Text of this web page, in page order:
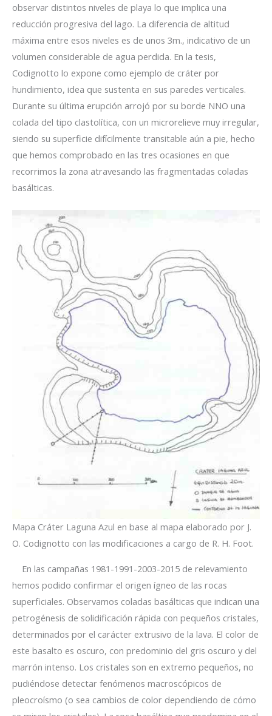
observar distintos niveles de playa lo que implica una
reducción progresiva del lago. La diferencia de altitud
máxima entre esos niveles es de unos 3m., indicativo de un
volumen considerable de agua perdida. En la tesis,
Codignotto lo expone como ejemplo de cráter por
hundimiento, idea que sustenta en sus paredes verticales.
Durante su última erupción arrojó por su borde NNO una
colada del tipo clastolítica, con un microrelieve muy irregular,
siendo su superficie difícilmente transitable aún a pie, hecho
que hemos comprobado en las tres ocasiones en que
recorrimos la zona atravesando las fragmentadas coladas
basálticas.
Mapa Cráter Laguna Azul en base al mapa elaborado por J.
O. Codignotto con las modificaciones a cargo de R. H. Foot.
En las campañas 1981-1991-2003-2015 de relevamiento
hemos podido confirmar el origen ígneo de las rocas
superficiales. Observamos coladas basálticas que indican una
petrogénesis de solidificación rápida con pequeños cristales,
determinados por el carácter extrusivo de la lava. El color de
este basalto es oscuro, con predominio del gris oscuro y del
marrón intenso. Los cristales son en extremo pequeños, no
pudiéndose detectar fenómenos macroscópicos de
pleocroísmo (o sea cambios de color dependiendo de cómo